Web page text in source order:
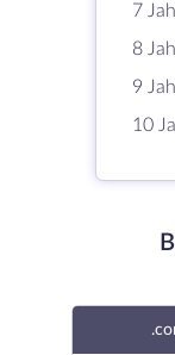
7
8
9
10